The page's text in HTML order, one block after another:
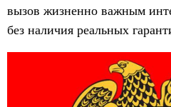
вызов жизненно важным
без наличия реальных